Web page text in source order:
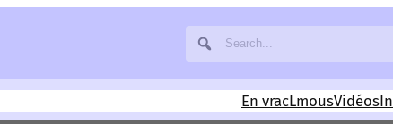
En vracLmousVidéos